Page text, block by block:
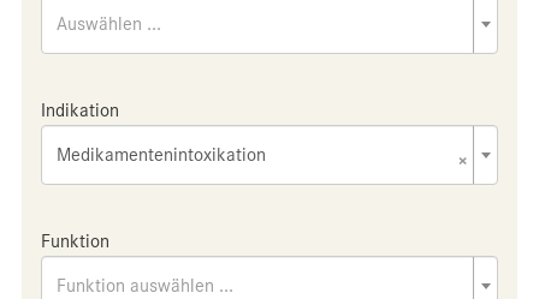
Auswählen ...
Indikation
×
Medikamentenintoxikation
Funktion
Funktion auswählen ...